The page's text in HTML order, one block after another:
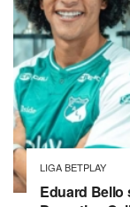
LIGA BETPLAY
Eduard Bello